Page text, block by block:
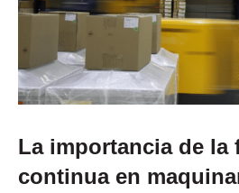
La importancia de la
continua en